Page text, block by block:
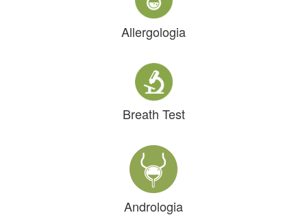
Allergologia
Breath Test
Andrologia